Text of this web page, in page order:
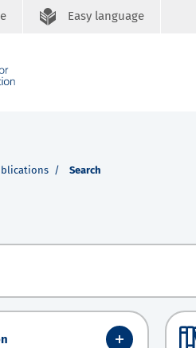
Easy language
Search